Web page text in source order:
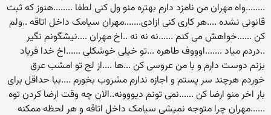
........واه مهران من نامزد دارم بهتره منو ول کنی لطفا ........هنوز که ثبت
قانونی نشده ....هر کاری کنی ازادی.......مهران سیامک داخل اتاقه ..ولم
کن ......خواهش می کنم ......نه نه نه ..اخ مهران ....نیشگونم نگیر
..دردم میاد .......اوووف طاهره ...تو خیلی خوشکلی ......اخ خدا فریاد
بزنم دوست دارم و با من عروسی کن ...ها ....از لج تو امشب عرق
خوردم هرچند سر پستم و اجازه ندارم مشروب بخورم ....بیا حداقل برای
بار اخر منو ارضا کن ......نمی تونم دیووونه..الان چه وقت ارضا کردن توه
......مهران چرا متوجه نمیشی سیامک داخل اتاقه و هر لحظه ممکنه